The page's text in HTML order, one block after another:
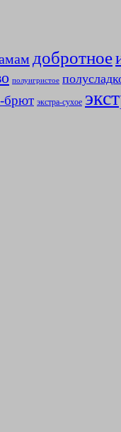
добротное
полуигристое
брют экстра-сухое